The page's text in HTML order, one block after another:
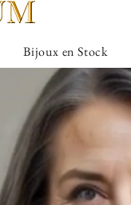
Bijoux en Stock